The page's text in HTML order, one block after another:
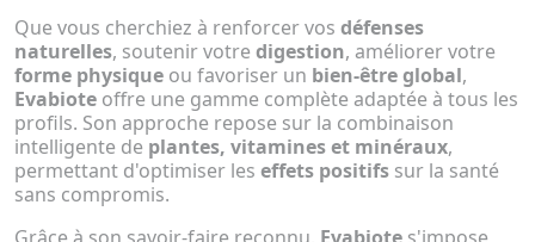
Que vous cherchiez à renforcer vos défenses
naturelles, soutenir votre digestion, améliorer votre
forme physique ou favoriser un bien-être global,
Evabiote offre une gamme complète adaptée à tous les
profils. Son approche repose sur la combinaison
intelligente de plantes, vitamines et minéraux,
permettant d'optimiser les effets positifs sur la santé
sans compromis.